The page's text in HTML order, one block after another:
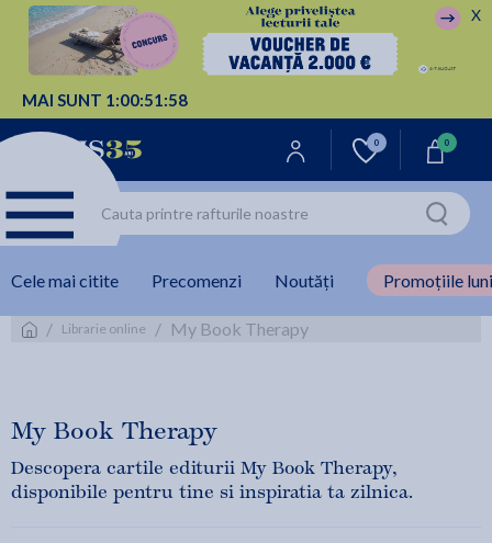
MAI SUNT 1:00:51:58
X
0 0
Cele mai citite Precomenzi Noutăți Promoțiile
/ Librarie online / My Book Therapy
My Book Therapy
Descopera cartile editurii My Book Therapy,
disponibile pentru tine si inspiratia ta zilnica.